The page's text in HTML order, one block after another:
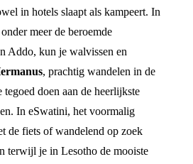
in hotels slaapt als kampeert. In
meer de beroemde
Addo, kun je walvissen en
, prachtig wandelen in de
tegoed doen aan de heerlijkste
In eSwatini, het voormalig
de fiets of wandelend op zoek
terwijl je in Lesotho de mooiste